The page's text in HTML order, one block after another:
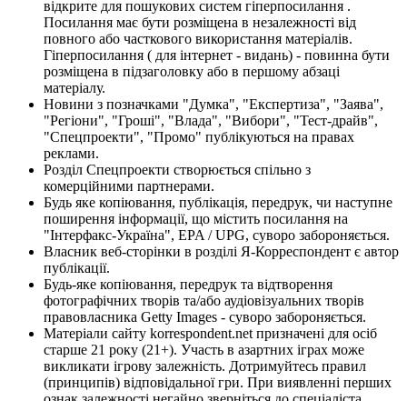
відкрите для пошукових систем гіперпосилання .
Посилання має бути розміщена в незалежності від
повного або часткового використання матеріалів.
Гіперпосилання ( для інтернет - видань) - повинна бути
розміщена в підзаголовку або в першому абзаці
матеріалу.
Новини з позначками "Думка", "Експертиза", "Заява",
"Регіони", "Гроші", "Влада", "Вибори", "Тест-драйв",
"Спецпроекти", "Промо" публікуються на правах
реклами.
Розділ Спецпроекти створюється спільно з
комерційними партнерами.
Будь яке копіювання, публікація, передрук, чи наступне
поширення інформації, що містить посилання на
"Інтерфакс-Україна", EPA / UPG, суворо забороняється.
Власник веб-сторінки в розділі Я-Корреспондент є автор
публікації.
Будь-яке копіювання, передрук та відтворення
фотографічних творів та/або аудіовізуальних творів
правовласника Getty Images - суворо забороняється.
Матеріали сайту korrespondent.net призначені для осіб
старше 21 року (21+). Участь в азартних іграх може
викликати ігрову залежність. Дотримуйтесь правил
(принципів) відповідальної гри. При виявленні перших